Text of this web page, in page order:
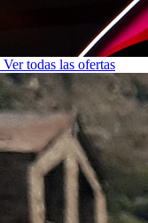
Ver todas las ofertas